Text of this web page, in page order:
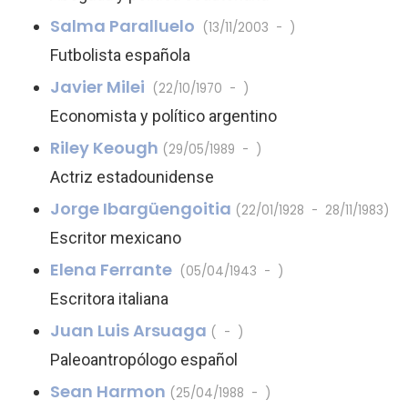
Salma Paralluelo (13/11/2003 - )
Futbolista española
Javier Milei (22/10/1970 - )
Economista y político argentino
Riley Keough (29/05/1989 - )
Actriz estadounidense
Jorge Ibargüengoitia (22/01/1928 - 28/11/1983)
Escritor mexicano
Elena Ferrante (05/04/1943 - )
Escritora italiana
Juan Luis Arsuaga ( - )
Paleoantropólogo español
Sean Harmon (25/04/1988 - )